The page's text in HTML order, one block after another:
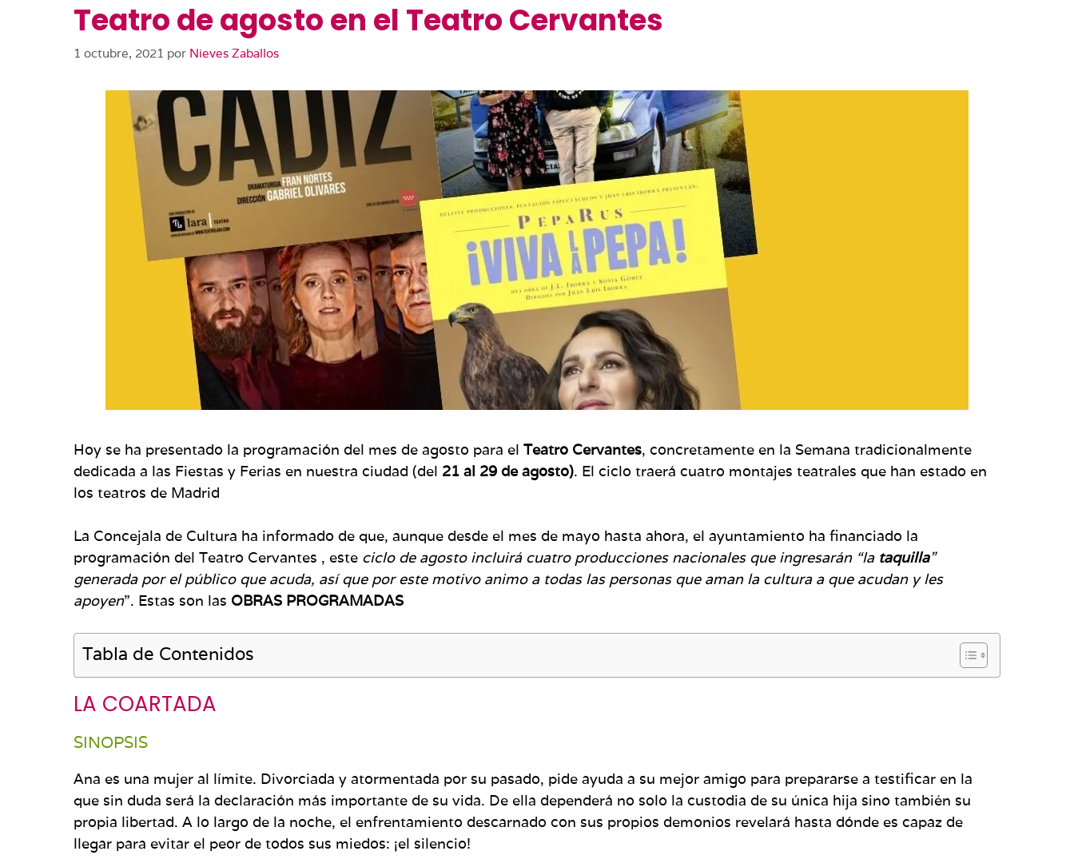
Teatro de agosto en el Teatro Cervantes
1 octubre, 2021 por Nieves Zaballos
Hoy se ha presentado la programación del mes de agosto para el Teatro Cervantes, concretamente en la Semana tradicionalmente
dedicada a las Fiestas y Ferias en nuestra ciudad (del 21 al 29 de agosto). El ciclo traerá cuatro montajes teatrales que han estado en
los teatros de Madrid
La Concejala de Cultura ha informado de que, aunque desde el mes de mayo hasta ahora, el ayuntamiento ha financiado la
programación del Teatro Cervantes , este ciclo de agosto incluirá cuatro producciones nacionales que ingresarán “la taquilla”
generada por el público que acuda, así que por este motivo animo a todas las personas que aman la cultura a que acudan y les
apoyen”. Estas son las OBRAS PROGRAMADAS
Tabla de Contenidos
LA COARTADA
SINOPSIS
Ana es una mujer al límite. Divorciada y atormentada por su pasado, pide ayuda a su mejor amigo para prepararse a testificar en la
que sin duda será la declaración más importante de su vida. De ella dependerá no solo la custodia de su única hija sino también su
propia libertad. A lo largo de la noche, el enfrentamiento descarnado con sus propios demonios revelará hasta dónde es capaz de
llegar para evitar el peor de todos sus miedos: ¡el silencio!